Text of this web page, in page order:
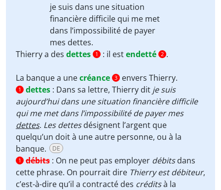
je suis dans une situation
financière difficile qui me met
dans l’impossibilité de payer
mes dettes.
Thierry a des dettes 1 : il estendetté 2 .
La banque a unecréance 3 envers Thierry.
1 dettes : Dans sa lettre, Thierry dit je suis
aujourd’hui dans une situation financière difficile
qui me met dans l’impossibilité de payer mes
dettes. Les dettesdésignent l’argent que
quelqu’un doit à une autre personne, ou à la
banque.
DE
1 débits : On ne peut pas employer débitsdans
cette phrase. On pourrait dire Thierry est débiteur,
c’est-à-dire qu’il a contracté des créditsà la